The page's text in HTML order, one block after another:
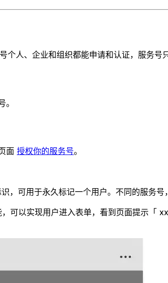
人、企业和组织都能申请和认证，服务号
面 授权你的服务号。
可用于永久标记一个用户。不同的服务号
可以实现用户进入表单，看到页面提示「